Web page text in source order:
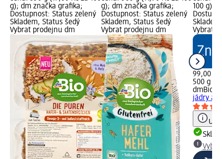
g); dm značka grafika;
Dostupnost: Status zelený
Skladem, Status šedý
Vybrat prodejnu dm
g); dm značka grafika;
Dostupnost: Status zelený
Skladem, Status šedý
Vybrat prodejnu dm
100 g);
Vybrat
99,00 Kč
500 g
dmBio
jádry a